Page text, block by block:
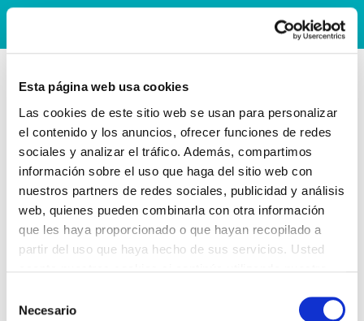
Esta página web usa cookies
Las cookies de este sitio web se usan para personalizar
el contenido y los anuncios, ofrecer funciones de redes
sociales y analizar el tráfico. Además, compartimos
información sobre el uso que haga del sitio web con
nuestros partners de redes sociales, publicidad y análisis
web, quienes pueden combinarla con otra información
que les haya proporcionado o que hayan recopilado a
partir del uso que haya hecho de sus servicios. Usted
Necesario